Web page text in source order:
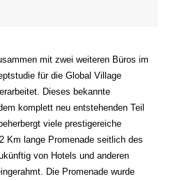
mit zwei weiteren Büros im
für die Global Village
Dieses bekannte
komplett neu entstehenden Teil
viele prestigereiche
Km lange Promenade seitlich des
von Hotels und anderen
Die Promenade wurde